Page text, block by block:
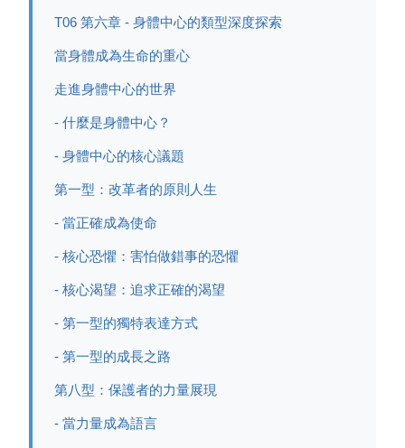
T06 第六章 - 身體中心的類型深度探索
當身體成為生命的重心
走進身體中心的世界
- 什麼是身體中心？
- 身體中心的核心議題
第一型：改革者的原則人生
- 當正確成為使命
- 核心恐懼：害怕做錯事的恐懼
- 核心渴望：追求正確的渴望
- 第一型的獨特表達方式
- 第一型的成長之路
第八型：保護者的力量展現
- 當力量成為語言